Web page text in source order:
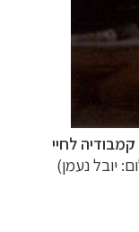
לחיי
יובל נעמן)